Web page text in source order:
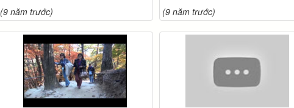
(9 năm trước) (9 năm trước)